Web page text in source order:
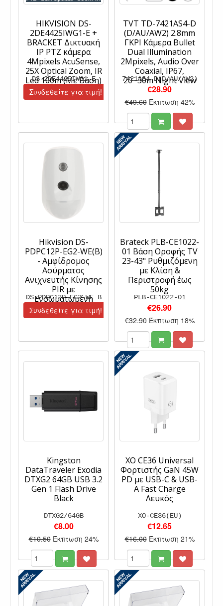
HIKVISION DS-
2DE4425IWG1-E +
BRACKET Δικτυακή
IP PTZ κάμερα
4Mpixels AcuSense,
25X Optical Zoom, IR
Led 100m (Με Βάση)
DS-2DE4425IWG1-E
Συνδεθείτε για τιμή!
TVT TD-7421AS4-D
(D/AU/AW2) 2.8mm
ΓΚΡΙ Κάμερα Bullet
Dual Illumination
2Mpixels, Audio Over
Coaxial, IP67,
20~30m Night View
7421AS4-D(D/AU/AW2)
€28.90
€49.60 Έκπτωση 42%
Hikvision DS-
PDPC12P-EG2-WE(B)
- Αμφίδρομος
Ασύρματος
Ανιχνευτής Κίνησης
PIR µε
Ενσωματωμένη
Κάμερα
DS-PDPC12P-EG2-WE B
Συνδεθείτε για τιμή!
Brateck PLB-CE1022-
01 Βάση Οροφής TV
23-43" Ρυθμιζόμενη
με Κλίση &
Περιστροφή έως
50kg
PLB-CE1022-01
€26.90
€32.90 Έκπτωση 18%
Kingston
DataTraveler Exodia
DTXG2 64GB USB 3.2
Gen 1 Flash Drive
Black
DTXG2/64GB
€8.00
€10.50 Έκπτωση 24%
XO CE36 Universal
Φορτιστής GaN 45W
PD με USB-C & USB-
A Fast Charge
Λευκός
XO-CE36(EU)
€12.65
€16.00 Έκπτωση 21%